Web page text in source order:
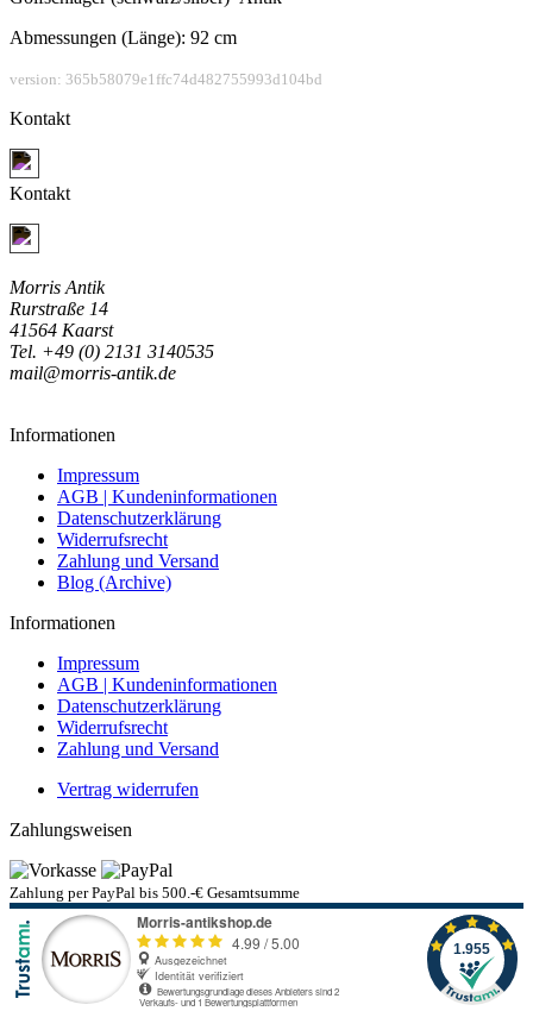
Abmessungen (Länge): 92 cm
version: 365b58079e1ffc74d482755993d104bd
Kontakt
Kontakt
Morris Antik
Rurstraße 14
41564 Kaarst
Tel. +49 (0) 2131 3140535
mail@morris-antik.de
Informationen
Impressum
AGB | Kundeninformationen
Datenschutzerklärung
Widerrufsrecht
Zahlung und Versand
Blog (Archive)
Informationen
Impressum
AGB | Kundeninformationen
Datenschutzerklärung
Widerrufsrecht
Zahlung und Versand
Vertrag widerrufen
Zahlungsweisen
Zahlung per PayPal bis 500.-€ Gesamtsumme